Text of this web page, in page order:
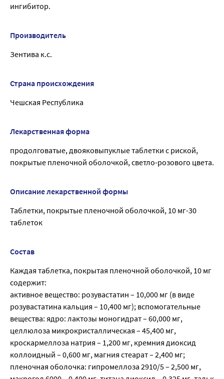
ингибитор.
Производитель
Зентива к.с.
Страна происхождения
Чешская Республика
Лекарственная форма
продолговатые, двояковыпуклые таблетки с риской,
покрытые пленочной оболочкой, светло-розового цвета.
Описание лекарственной формы
Таблетки, покрытые пленочной оболочкой, 10 мг-30
таблеток
Состав
Каждая таблетка, покрытая пленочной оболочкой, 10 мг
содержит:
активное вещество: розувастатин – 10,000 мг (в виде
розувастатина кальция – 10,400 мг); вспомогательные
вещества: ядро: лактозы моногидрат – 60,000 мг,
целлюлоза микрокристаллическая – 45,400 мг,
кроскармеллоза натрия – 1,200 мг, кремния диоксид
коллоидный – 0,600 мг, магния стеарат – 2,400 мг;
пленочная оболочка: гипромеллоза 2910/5 – 2,500 мг,